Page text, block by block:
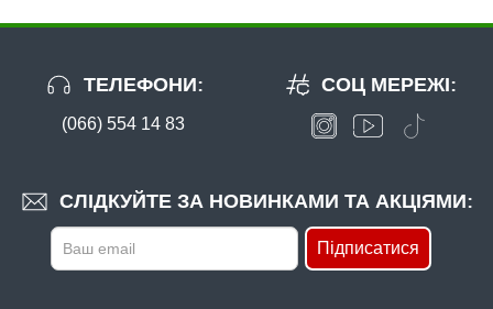
ТЕЛЕФОНИ:
(066) 554 14 83
СЛІДКУЙТЕ ЗА НОВИНКАМИ ТА АКЦІЯМИ:
Підписатися
СОЦ МЕРЕЖІ: